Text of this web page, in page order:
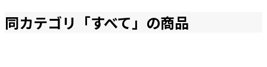
同カテゴリ「すべて」の商品